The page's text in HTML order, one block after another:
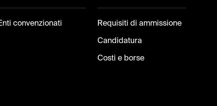
convenzionati Requisiti di ammissione
Candidatura
Costi e borse